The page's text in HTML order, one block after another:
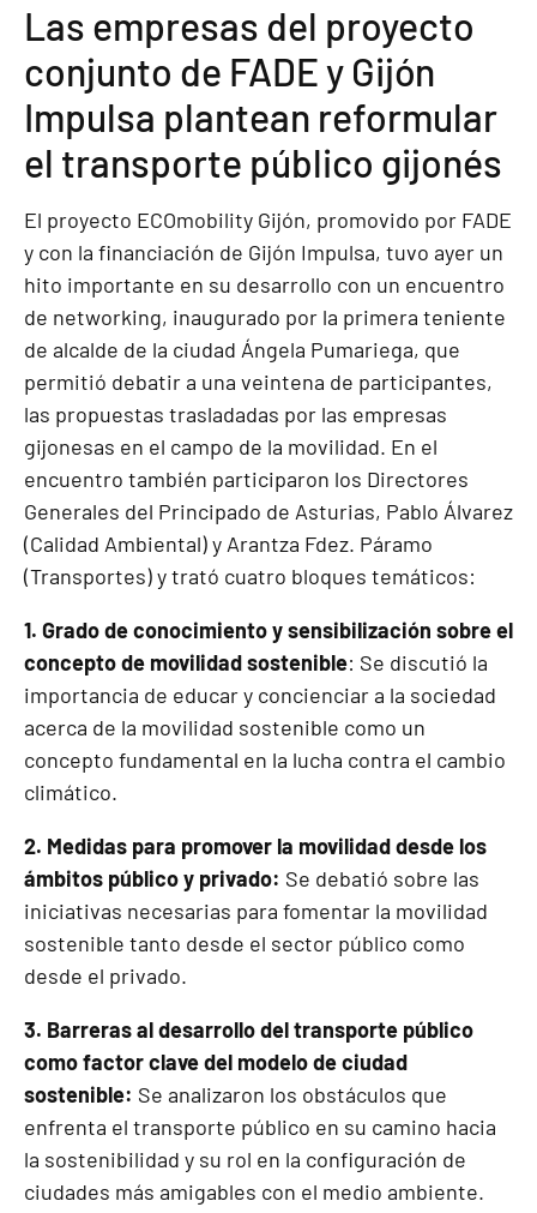
Las empresas del proyecto
conjunto de FADE y Gijón
Impulsa plantean reformular
el transporte público gijonés
El proyecto ECOmobility Gijón, promovido por FADE
y con la financiación de Gijón Impulsa, tuvo ayer un
hito importante en su desarrollo con un encuentro
de networking, inaugurado por la primera teniente
de alcalde de la ciudad Ángela Pumariega, que
permitió debatir a una veintena de participantes,
las propuestas trasladadas por las empresas
gijonesas en el campo de la movilidad. En el
encuentro también participaron los Directores
Generales del Principado de Asturias, Pablo Álvarez
(Calidad Ambiental) y Arantza Fdez. Páramo
(Transportes) y trató cuatro bloques temáticos:
1. Grado de conocimiento y sensibilización sobre el
concepto de movilidad sostenible: Se discutió la
importancia de educar y concienciar a la sociedad
acerca de la movilidad sostenible como un
concepto fundamental en la lucha contra el cambio
climático.
2. Medidas para promover la movilidad desde los
ámbitos público y privado: Se debatió sobre las
iniciativas necesarias para fomentar la movilidad
sostenible tanto desde el sector público como
desde el privado.
3. Barreras al desarrollo del transporte público
como factor clave del modelo de ciudad
sostenible: Se analizaron los obstáculos que
enfrenta el transporte público en su camino hacia
la sostenibilidad y su rol en la configuración de
ciudades más amigables con el medio ambiente.